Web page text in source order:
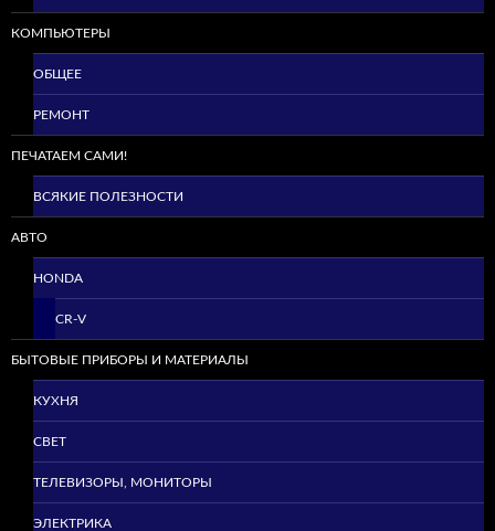
КОМПЬЮТЕРЫ
ОБЩЕЕ
РЕМОНТ
ПЕЧАТАЕМ САМИ!
ВСЯКИЕ ПОЛЕЗНОСТИ
АВТО
HONDA
CR-V
БЫТОВЫЕ ПРИБОРЫ И МАТЕРИАЛЫ
КУХНЯ
СВЕТ
ТЕЛЕВИЗОРЫ, МОНИТОРЫ
ЭЛЕКТРИКА